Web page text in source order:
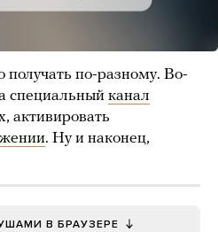
по-разному. Во-
специальный канал
активировать
. Ну и наконец,
В БРАУЗЕРЕ